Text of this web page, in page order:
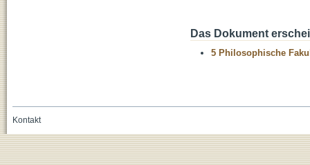
Das Dokument
5 Philosophische
Kontakt